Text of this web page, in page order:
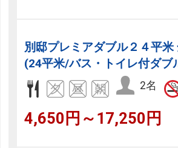
別邸プレミアダブル２４平米
(24平米/バス・トイレ付ダブ
2名
4,650円～17,250円